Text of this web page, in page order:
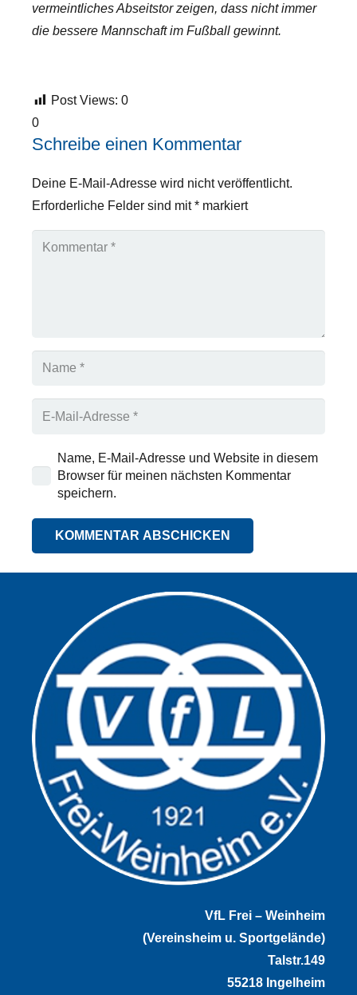
vermeintliches Abseitstor zeigen, dass nicht immer
die bessere Mannschaft im Fußball gewinnt.
Post Views: 0
0
Schreibe einen Kommentar
Deine E-Mail-Adresse wird nicht veröffentlicht.
Erforderliche Felder sind mit* markiert
Name, E-Mail-Adresse und Website in diesem
Browser für meinen nächsten Kommentar
speichern.
KOMMENTAR ABSCHICKEN
VfL Frei – Weinheim
(Vereinsheim u. Sportgelände)
Talstr.149
55218 Ingelheim